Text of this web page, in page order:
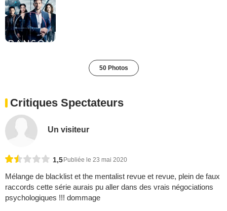
50 Photos
Critiques Spectateurs
Un visiteur
1,5 Publiée le 23 mai 2020
Mélange de blacklist et the mentalist revue et revue, plein de faux
raccords cette série aurais pu aller dans des vrais négociations
psychologiques !!! dommage